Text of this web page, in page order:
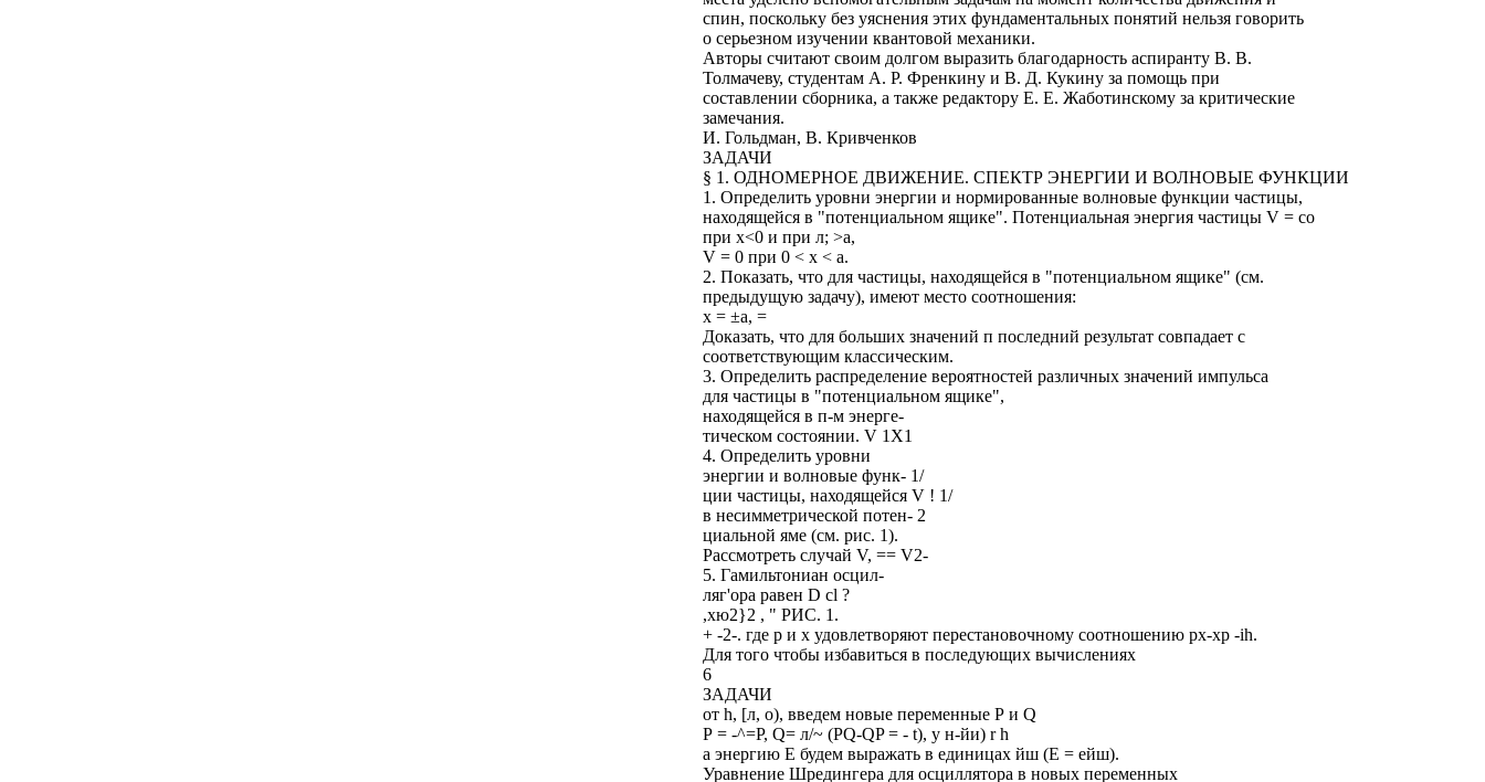
спин, поскольку без уяснения этих фундаментальных понятий нельзя говорить
о серьезном изучении квантовой механики.
Авторы считают своим долгом выразить благодарность аспиранту В. В.
Толмачеву, студентам А. Р. Френкину и В. Д. Кукину за помощь при
составлении сборника, а также редактору Е. Е. Жаботинскому за критические
замечания.
И. Гольдман, В. Кривченков
ЗАДАЧИ
§ 1. ОДНОМЕРНОЕ ДВИЖЕНИЕ. СПЕКТР ЭНЕРГИИ И ВОЛНОВЫЕ ФУНКЦИИ
1. Определить уровни энергии и нормированные волновые функции частицы,
находящейся в "потенциальном ящике". Потенциальная энергия частицы V = со
при х<0 и при л; >а,
V = 0 при 0 < х < а.
2. Показать, что для частицы, находящейся в "потенциальном ящике" (см.
предыдущую задачу), имеют место соотношения:
х = ±а, =
Доказать, что для больших значений п последний результат совпадает с
соответствующим классическим.
3. Определить распределение вероятностей различных значений импульса
для частицы в "потенциальном ящике",
находящейся в п-м энерге-
тическом состоянии. V 1X1
4. Определить уровни
энергии и волновые функ- 1/
ции частицы, находящейся V ! 1/
в несимметрической потен- 2
циальной яме (см. рис. 1).
Рассмотреть случай V, == V2-
5. Гамильтониан осцил-
ляг'ора равен D cl ?
,хю2}2 , " РИС. 1.
+ -2-. где р и х удовлетворяют перестановочному соотношению рх-хр -ih.
Для того чтобы избавиться в последующих вычислениях
6
ЗАДАЧИ
от h, [л, о), введем новые переменные Р и Q
Р = -^=Р, Q= л/~ (PQ-QP = - t), у н-йи) r h
а энергию Е будем выражать в единицах йш (Е = ейш).
Уравнение Шредингера для осциллятора в новых переменных